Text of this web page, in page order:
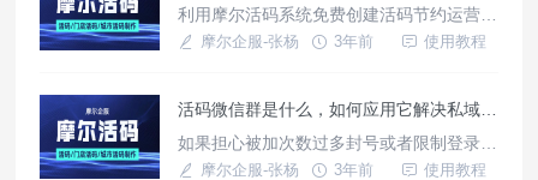
利用摩尔活码系统免费创建活码节约运营人
员的时间和管理成本。
摩尔企服-张杨 3年前 使用教程
如果担心被加次数过多封号或者限制登录的
话，可以把鸡蛋分在不同的篮子里，多准备
摩尔企服-张杨 3年前 使用教程